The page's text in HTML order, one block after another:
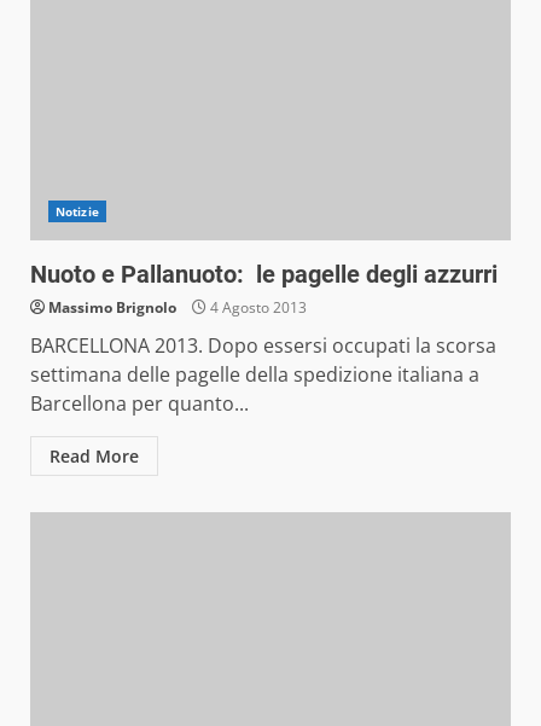
Notizie
Nuoto e Pallanuoto: le pagelle degli azzurri
Massimo Brignolo 4 Agosto 2013
BARCELLONA 2013. Dopo essersi occupati la scorsa
settimana delle pagelle della spedizione italiana a
Barcellona per quanto...
Read More